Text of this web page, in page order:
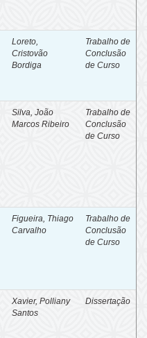
Loreto,
Cristovão
Bordiga
Trabalho de
Conclusão
de Curso
Silva, João
Marcos Ribeiro
Trabalho de
Conclusão
de Curso
Figueira, Thiago
Carvalho
Trabalho de
Conclusão
de Curso
Xavier, Polliany
Santos
Dissertação